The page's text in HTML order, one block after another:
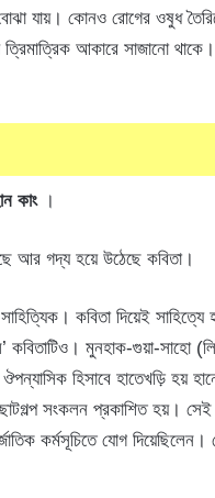
যায়। কোনও রোগের ওষুধ
আকারে সাজানো
কাং।
আর গদ্য হয়ে উঠেছে কবিতা।
কবিতা দিয়েই
মুনহাক-গুয়া-সাহো
হিসাবে হাতেখড়ি হয়
সংকলন প্রকাশিত হয়।
কর্মসূচিতে যোগ দিয়েছিলেন।